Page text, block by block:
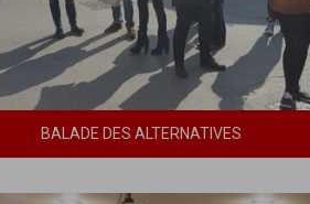
BALADE DES ALTERNATIVES